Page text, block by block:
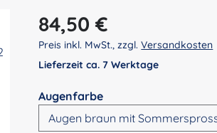
Regulärer Preis:
84,50 €
Preis inkl. MwSt., zzgl.Versandkosten
Lieferzeit ca. 7 Werktage
Augenfarbeauswählen